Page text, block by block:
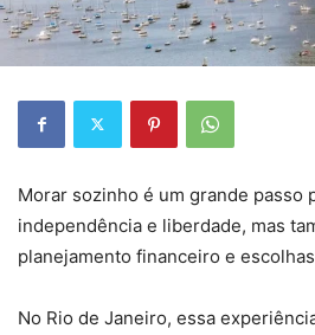
Morar sozinho é um grande passo
independência e liberdade, mas
planejamento financeiro e
No Rio de Janeiro, essa